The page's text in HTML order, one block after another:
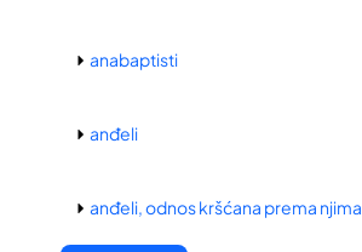
anabaptisti
anđeli
anđeli, odnos kršćana prema njima